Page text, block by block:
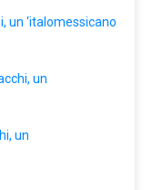
un ‘italomessicano
un
un